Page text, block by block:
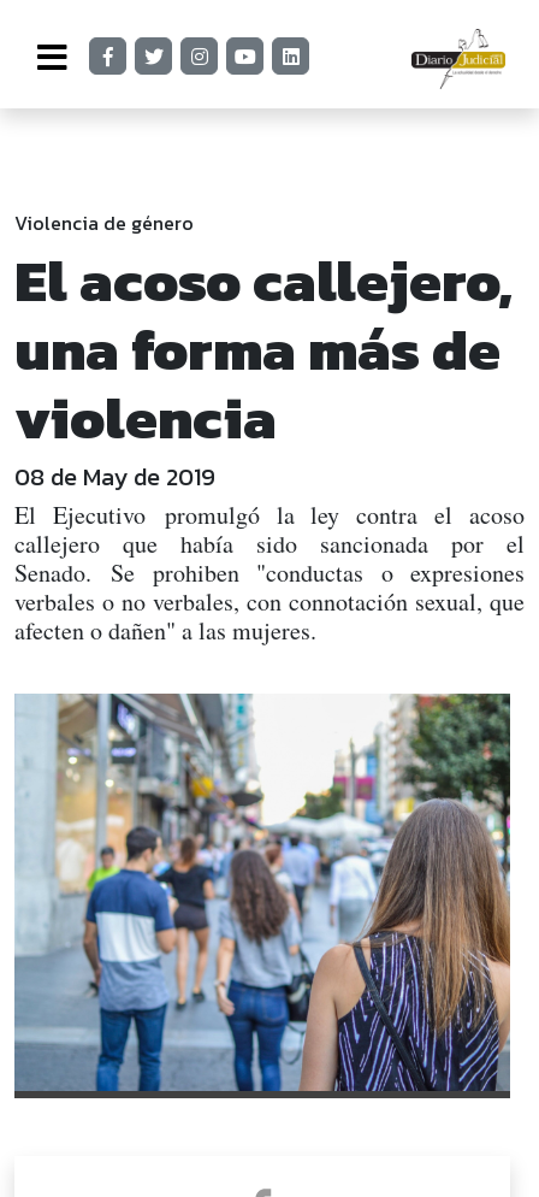
Violencia de género
El acoso callejero,
una forma más de
violencia
08 de May de 2019
El Ejecutivo promulgó la ley contra el acoso
callejero que había sido sancionada por el
Senado. Se prohiben "conductas o expresiones
verbales o no verbales, con connotación sexual, que
afecten o dañen" a las mujeres.